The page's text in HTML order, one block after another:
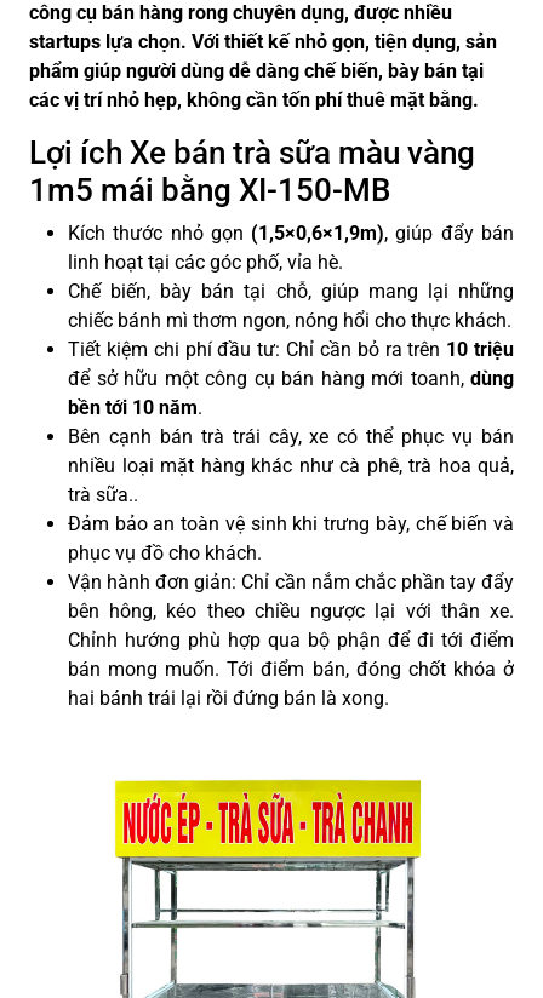
công cụ bán hàng rong chuyên dụng, được nhiều
startups lựa chọn. Với thiết kế nhỏ gọn, tiện dụng, sản
phẩm giúp người dùng dễ dàng chế biến, bày bán tại
các vị trí nhỏ hẹp, không cần tốn phí thuê mặt bằng.
Lợi ích Xe bán trà sữa màu vàng
1m5 mái bằng XI-150-MB
Kích thước nhỏ gọn (1,5×0,6×1,9m), giúp đẩy bán
linh hoạt tại các góc phố, vỉa hè.
Chế biến, bày bán tại chỗ, giúp mang lại những
chiếc bánh mì thơm ngon, nóng hổi cho thực khách.
Tiết kiệm chi phí đầu tư: Chỉ cần bỏ ra trên 10 triệu
để sở hữu một công cụ bán hàng mới toanh, dùng
bền tới 10 năm.
Bên cạnh bán trà trái cây, xe có thể phục vụ bán
nhiều loại mặt hàng khác như cà phê, trà hoa quả,
trà sữa..
Đảm bảo an toàn vệ sinh khi trưng bày, chế biến và
phục vụ đồ cho khách.
Vận hành đơn giản: Chỉ cần nắm chắc phần tay đẩy
bên hông, kéo theo chiều ngược lại với thân xe.
Chỉnh hướng phù hợp qua bộ phận để đi tới điểm
bán mong muốn. Tới điểm bán, đóng chốt khóa ở
hai bánh trái lại rồi đứng bán là xong.